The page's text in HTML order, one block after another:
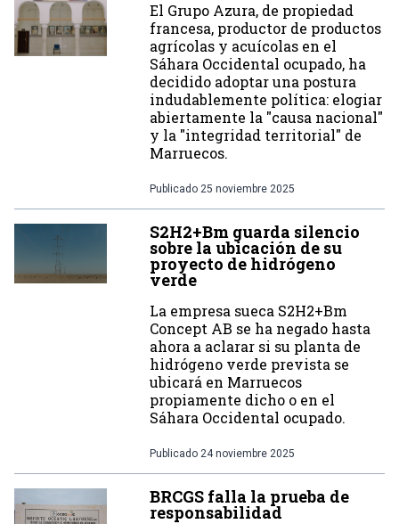
El Grupo Azura, de propiedad
francesa, productor de productos
agrícolas y acuícolas en el
Sáhara Occidental ocupado, ha
decidido adoptar una postura
indudablemente política: elogiar
abiertamente la "causa nacional"
y la "integridad territorial" de
Marruecos.
Publicado 25 noviembre 2025
S2H2+Bm guarda silencio
sobre la ubicación de su
proyecto de hidrógeno
verde
La empresa sueca S2H2+Bm
Concept AB se ha negado hasta
ahora a aclarar si su planta de
hidrógeno verde prevista se
ubicará en Marruecos
propiamente dicho o en el
Sáhara Occidental ocupado.
Publicado 24 noviembre 2025
BRCGS falla la prueba de
responsabilidad